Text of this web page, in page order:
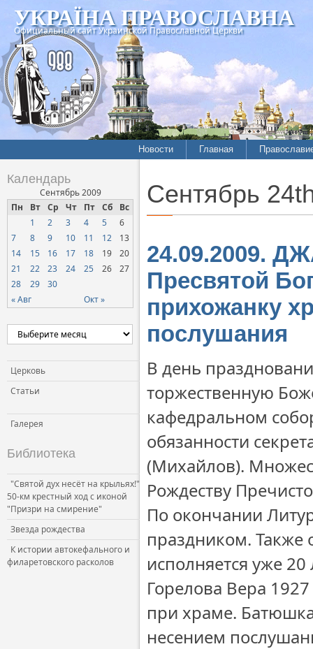
УКРАЇНА ПРАВОСЛАВНА
Официальный сайт Украинской Православной Церкви
Новости Главная
Календарь
Сентябрь 2009
Пн
Вт Ср Чт Пт Сб Вс
« Авг Окт »
1 2 3 4 5
6
7
8 9 10 11 12
13
14
15 16 17 18 19
20
21
22 23 24 25 26
27
28
29 30
Церковь
Статьи
Галерея
Библиотека
"Святой дух несёт на крыльях!"
50-км крестный ход с иконой
"Призри на смирение"
Звезда рождества
К истории автокефального и
филаретовского расколов
Сентябрь
24.09.2009.
Пресвятой
прихожанку
послушания
В день
торжественную
кафедральном
обязанности
(Михайлов).
Рождеству
По окончании
праздником. Также
исполняется уже
Горелова Вера
при храме.
несением